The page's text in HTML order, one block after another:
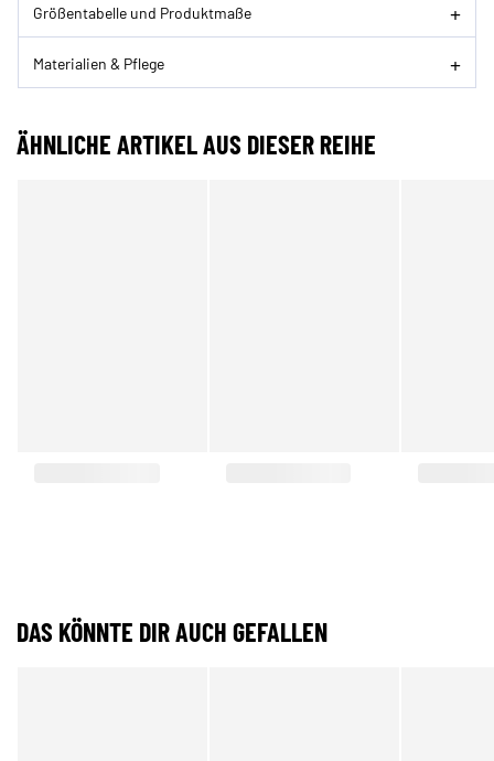
Größentabelle und Produktmaße
Materialien & Pflege
ÄHNLICHE ARTIKEL AUS DIESER REIHE
DAS KÖNNTE DIR AUCH GEFALLEN